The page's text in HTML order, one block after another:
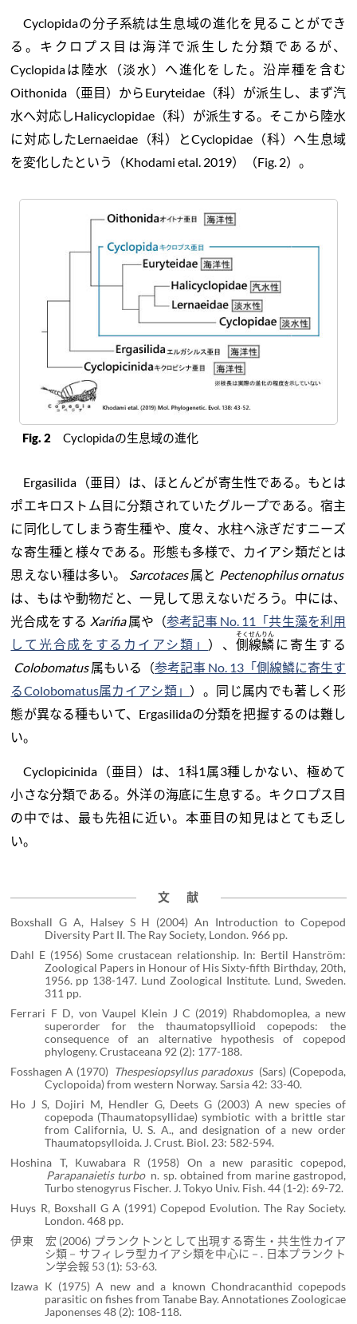
Cyclopidaの分子系統は生息域の進化を見ることができ
る。キクロプス目は海洋で派生した分類であるが、
Cyclopidaは陸水（淡水）へ進化をした。沿岸種を含む
Oithonida（亜目）からEuryteidae（科）が派生し、まず汽
水へ対応しHalicyclopidae（科）が派生する。そこから陸水
に対応したLernaeidae（科）とCyclopidae（科）へ生息域
を変化したという（Khodami etal. 2019）（Fig. 2）。
Fig. 2 Cyclopidaの生息域の進化
Ergasilida（亜目）は、ほとんどが寄生性である。もとは
ポエキロストム目に分類されていたグループである。宿主
に同化してしまう寄生種や、度々、水柱へ泳ぎだすニーズ
な寄生種と様々である。形態も多様で、カイアシ類だとは
思えない種は多い。
Sarcotaces 属と Pectenophilus ornatus
は、もはや動物だと、一見して思えないだろう。中には、
光合成をする Xarifia 属や（参考記事 No. 11「共生藻を利用
して光合成をするカイアシ類」 ）、側線鱗
そくせんりん
に寄生する
Colobomatus 属もいる（参考記事 No. 13「側線鱗に寄生す
るColobomatus属カイアシ類」 ）。同じ属内でも著しく形
態が異なる種もいて、Ergasilidaの分類を把握するのは難し
い。
Cyclopicinida（亜目）は、1科1属3種しかない、極めて
小さな分類である。外洋の海底に生息する。キクロプス目
の中では、最も先祖に近い。本亜目の知見はとても乏し
い。
文 献
Boxshall G A, Halsey S H (2004) An Introduction to Copepod
Diversity Part II. The Ray Society, London. 966 pp.
Dahl E (1956) Some crustacean relationship. In: Bertil Hanström:
Zoological Papers in Honour of His Sixty-fifth Birthday, 20th,
1956. pp 138-147. Lund Zoological Institute. Lund, Sweden.
311 pp.
Ferrari F D, von Vaupel Klein J C (2019) Rhabdomoplea, a new
superorder for the thaumatopsyllioid copepods: the
consequence of an alternative hypothesis of copepod
phylogeny. Crustaceana 92 (2): 177-188.
Fosshagen A (1970) Thespesiopsyllus paradoxus (Sars) (Copepoda,
Cyclopoida) from western Norway. Sarsia 42: 33-40.
Ho J S, Dojiri M, Hendler G, Deets G (2003) A new species of
copepoda (Thaumatopsyllidae) symbiotic with a brittle star
from California, U. S. A., and designation of a new order
Thaumatopsylloida. J. Crust. Biol. 23: 582-594.
Hoshina T, Kuwabara R (1958) On a new parasitic copepod,
Parapanaietis turbo n. sp. obtained from marine gastropod,
Turbo stenogyrus Fischer. J. Tokyo Univ. Fish. 44 (1-2): 69-72.
Huys R, Boxshall G A (1991) Copepod Evolution. The Ray Society.
London. 468 pp.
伊東 宏 (2006) プランクトンとして出現する寄生・共生性カイア
シ類－サフィレラ型カイアシ類を中心に－. 日本プランクト
ン学会報 53 (1): 53-63.
Izawa K (1975) A new and a known Chondracanthid copepods
parasitic on fishes from Tanabe Bay. Annotationes Zoologicae
Japonenses 48 (2): 108-118.